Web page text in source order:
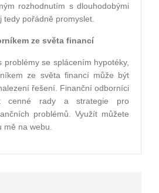
rozhodnutím s dlouhodobými
tedy pořádně promyslet.
ze světa financí
problémy se splácením hypotéky,
ze světa financí může být
řešení. Finanční odborníci
cenné rady a strategie pro
problémů. Využít můžete
na webu.